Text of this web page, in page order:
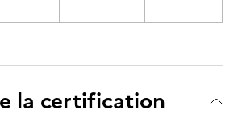
la certification